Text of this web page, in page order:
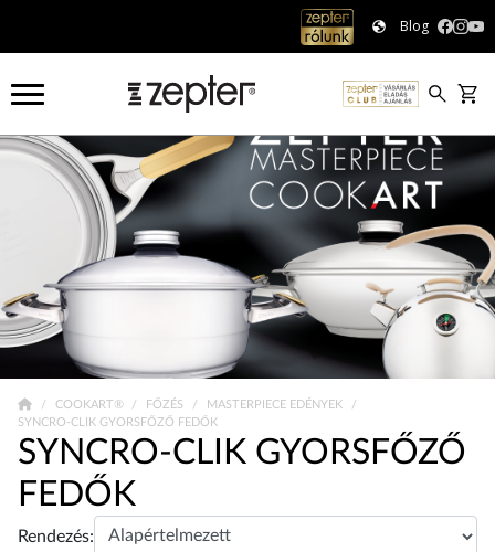
Blog
COOKART® FŐZÉS
MASTERPIECE EDÉNYEK
SYNCRO-CLIK GYORSFŐZŐ FEDŐK
SYNCRO-CLIK GYORSFŐZŐ
FEDŐK
Rendezés: